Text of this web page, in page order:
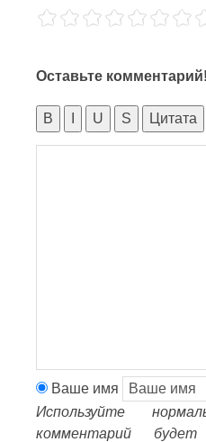
Оставьте комментарий!
B U S Цитата
Ваше имя
Используйте
комментарий будет